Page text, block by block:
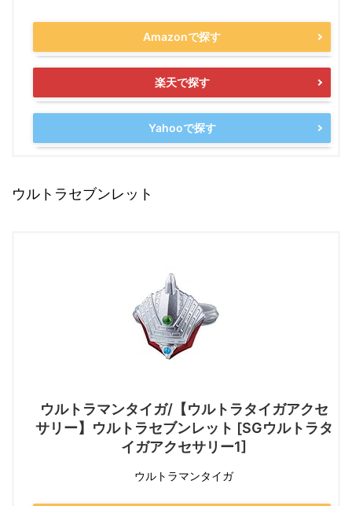
Amazonで探す
楽天で探す
Yahooで探す
ウルトラセブンレット
ウルトラマンタイガ/【ウルトラタイガアクセ
サリー】ウルトラセブンレット [SGウルトラタ
イガアクセサリー1]
ウルトラマンタイガ